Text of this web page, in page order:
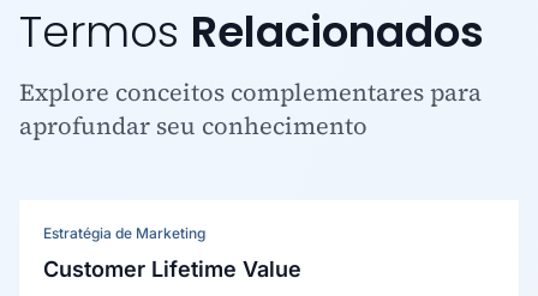
Termos Relacionados
Explore conceitos complementares para
aprofundar seu conhecimento
Estratégia de Marketing
Customer Lifetime Value